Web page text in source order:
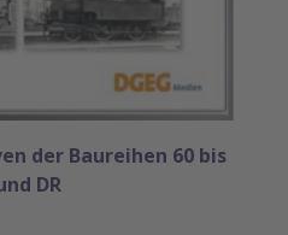
der Baureihen 60 bis
DR